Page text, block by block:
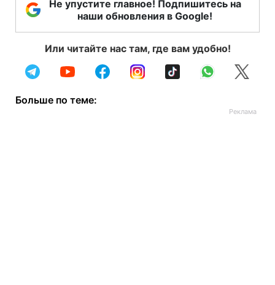
Не упустите главное! Подпишитесь на
наши обновления в Google!
Или читайте нас там, где вам удобно!
Больше по теме: